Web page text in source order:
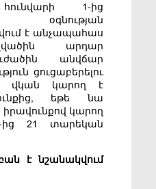
1-ից
օգնության
է անչապահաս
արդար
անվճար
ցուցաբերելու
վկան կարող է
եթե նա
կարող
21 տարեկան
է նշանակվում